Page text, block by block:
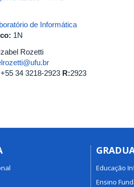
de Informática
1N
Rozetti
+55 34 3218-2923 R:2923
Educação
Ensino